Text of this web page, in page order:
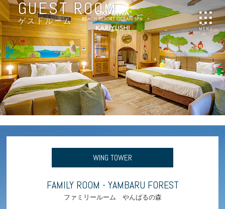
ご予約
GUEST ROOM
ゲストルーム
WING TOWER
FAMILY ROOM - YAMBARU FOREST
ファミリールーム やんばるの森